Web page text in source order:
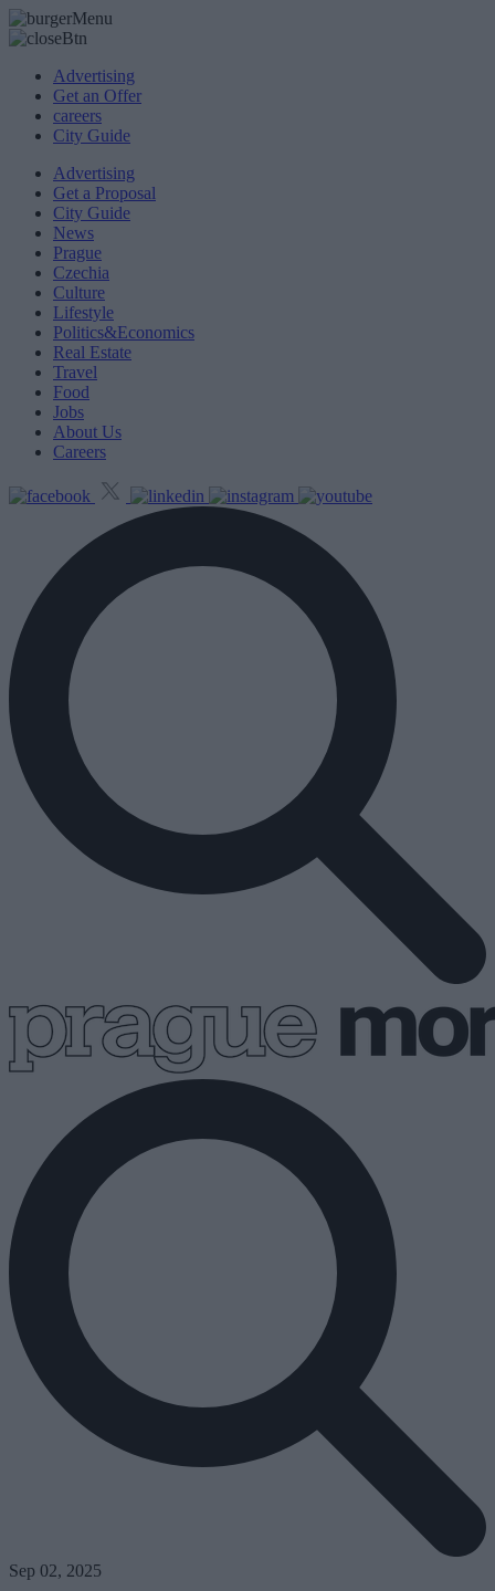
Advertising
Get an Offer
careers
City Guide
Advertising
Get a Proposal
City Guide
News
Prague
Czechia
Culture
Lifestyle
Politics&Economics
Real Estate
Travel
Food
Jobs
About Us
Careers
Sep 02, 2025